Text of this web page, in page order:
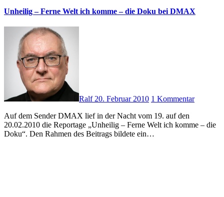
Unheilig – Ferne Welt ich komme – die Doku bei DMAX
Ralf20. Februar 2010 1 Kommentar
Auf dem Sender DMAX lief in der Nacht vom 19. auf den
20.02.2010 die Reportage „Unheilig – Ferne Welt ich komme – die
Doku“. Den Rahmen des Beitrags bildete ein…